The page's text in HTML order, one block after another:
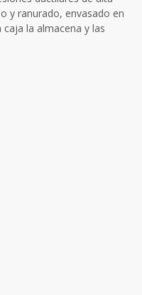
y ranurado, envasado en
la almacena y las